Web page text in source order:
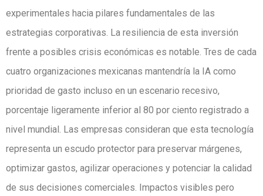
experimentales hacia pilares fundamentales de las
estrategias corporativas. La resiliencia de esta inversión
frente a posibles crisis económicas es notable. Tres de cada
cuatro organizaciones mexicanas mantendría la IA como
prioridad de gasto incluso en un escenario recesivo,
porcentaje ligeramente inferior al 80 por ciento registrado a
nivel mundial. Las empresas consideran que esta tecnología
representa un escudo protector para preservar márgenes,
optimizar gastos, agilizar operaciones y potenciar la calidad
de sus decisiones comerciales. Impactos visibles pero